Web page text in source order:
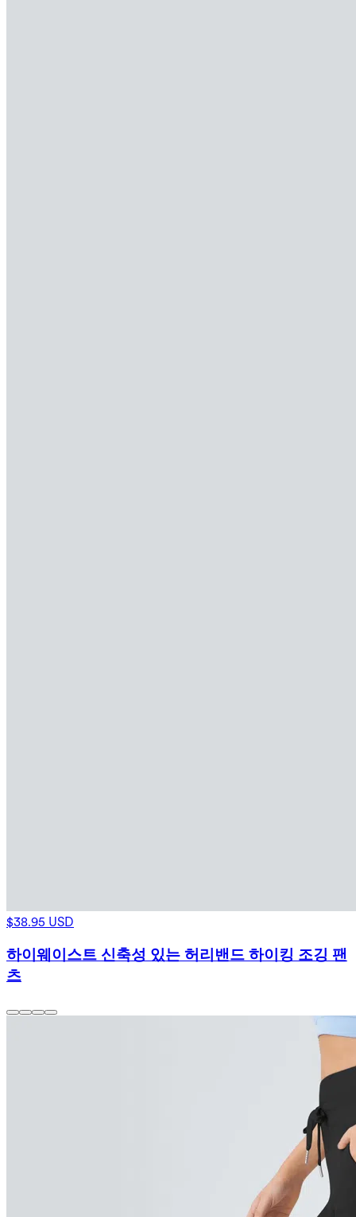
$38.95 USD
하이웨이스트 신축성 있는 허리밴드 하이킹 조깅 팬
츠